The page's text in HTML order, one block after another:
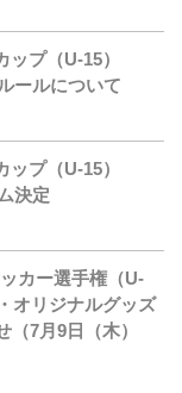
プ（U-15）
ールについて
プ（U-15）
決定
カー選手権（U-
オリジナルグッズ
7月9日（木）